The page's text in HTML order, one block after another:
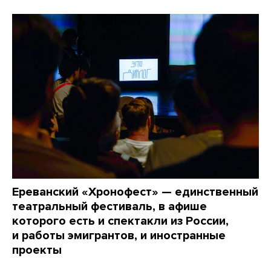
Ереванский «Хронофест» — единственный
театральный фестиваль, в афише
которого есть и спектакли из России,
и работы эмигрантов, и иностранные
проекты